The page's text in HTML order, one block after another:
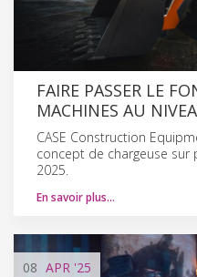
FAIRE PASSER LE
MACHINES AU
CASE Construction
concept de chargeuse sur
2025.
En savoir plus…
08 APR '25